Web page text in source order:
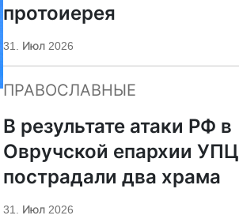
протоиерея
31. Июл 2026
ПРАВОСЛАВНЫЕ
В результате атаки РФ в
Овручской епархии УПЦ
пострадали два храма
31. Июл 2026